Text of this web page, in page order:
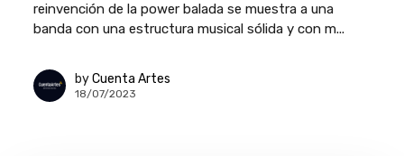
reinvención de la power balada se muestra a una
banda con una estructura musical sólida y con m...
by Cuenta Artes
18/07/2023